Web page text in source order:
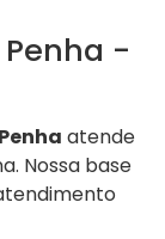
-
atende
Nossa base